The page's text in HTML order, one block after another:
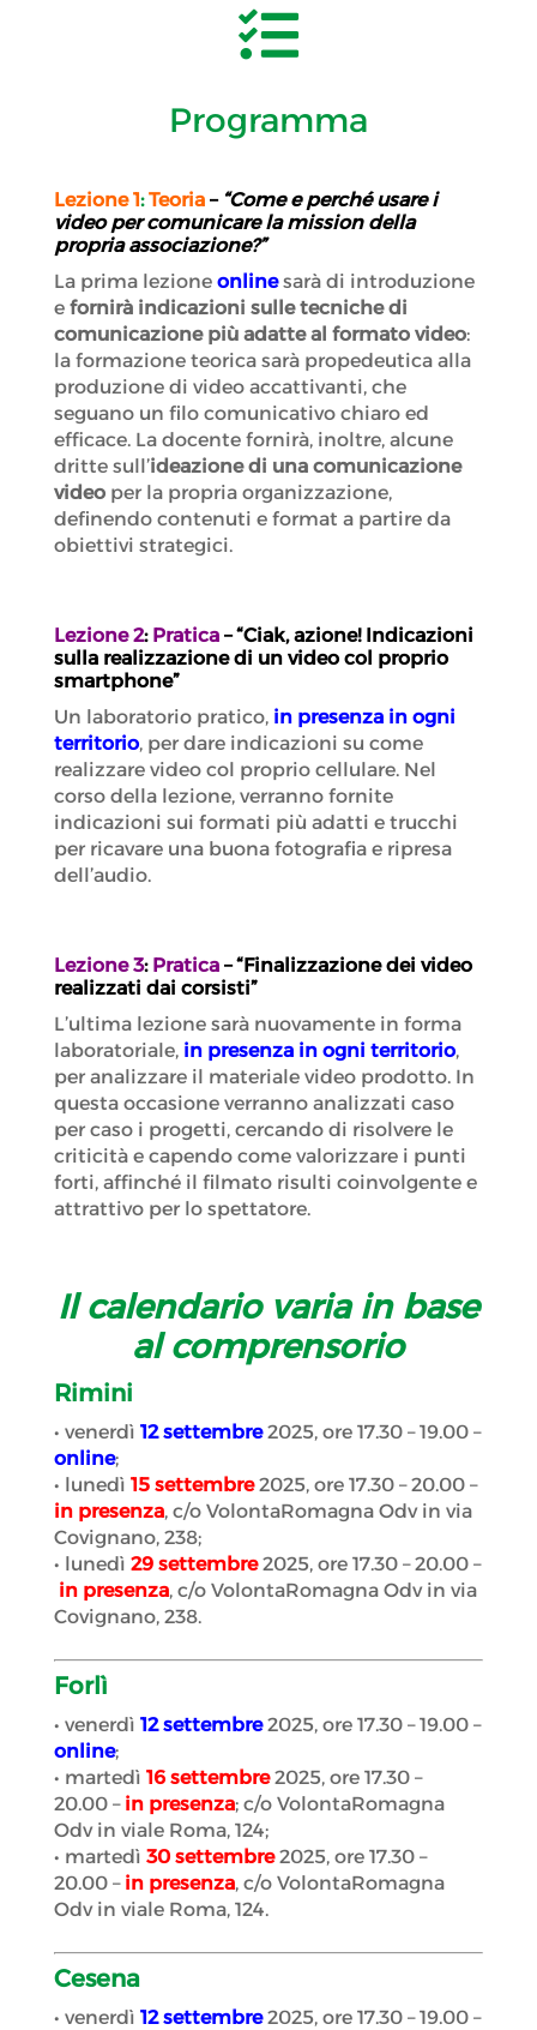

Programma
Lezione 1:Teoria – “Come e perché usare i
video per comunicare la mission della
propria associazione?”
La prima lezione online sarà di introduzione
e fornirà indicazioni sulle tecniche di
comunicazione più adatte al formato video:
la formazione teorica sarà propedeutica alla
produzione di video accattivanti, che
seguano un filo comunicativo chiaro ed
efficace. La docente fornirà, inoltre, alcune
dritte sull’ideazione di una comunicazione
videoper la propria organizzazione,
definendo contenuti e format a partire da
obiettivi strategici.
Lezione 2: Pratica – “Ciak, azione! Indicazioni
sulla realizzazione di un video col proprio
smartphone”
Un laboratorio pratico, in presenza in ogni
territorio, per dare indicazioni su come
realizzare video col proprio cellulare. Nel
corso della lezione, verranno fornite
indicazioni sui formati più adatti e trucchi
per ricavare una buona fotografia e ripresa
dell’audio.
Lezione 3: Pratica – “Finalizzazione dei video
realizzati dai corsisti”
L’ultima lezione sarà nuovamente in forma
laboratoriale, in presenza in ogni territorio,
per analizzare il materiale video prodotto. In
questa occasione verranno analizzati caso
per caso i progetti, cercando di risolvere le
criticità e capendo come valorizzare i punti
forti, affinché il filmato risulti coinvolgente e
attrattivo per lo spettatore.
Il calendario varia in base
al comprensorio
Rimini
• venerdì 12 settembre2025, ore 17.30 – 19.00 –
online;
• lunedì 15 settembre2025, ore 17.30 – 20.00 –
in presenza, c/o VolontaRomagna Odv in via
Covignano, 238;
• lunedì 29 settembre2025, ore 17.30 – 20.00 –
in presenza, c/o VolontaRomagna Odv in via
Covignano, 238.
Forlì
• venerdì 12 settembre2025, ore 17.30 – 19.00 –
online;
• martedì 16 settembre2025, ore 17.30 –
20.00 – in presenza; c/o VolontaRomagna
Odv in viale Roma, 124;
• martedì 30 settembre2025, ore 17.30 –
20.00 – in presenza, c/o VolontaRomagna
Odv in viale Roma, 124.
Cesena
• venerdì 12 settembre2025, ore 17.30 – 19.00 –